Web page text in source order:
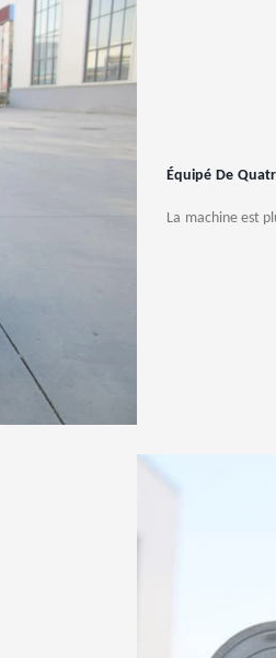
Équipé De
La machine est